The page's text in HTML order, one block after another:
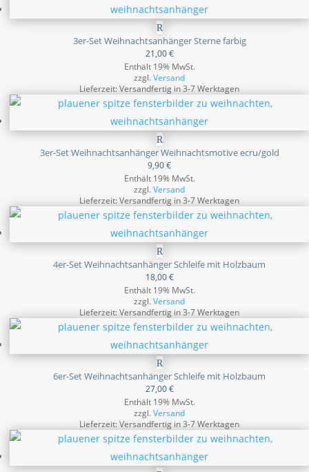
3er-Set Weihnachtsanhänger Sterne farbig
21,00€
Enthält 19% MwSt.
zzgl.Versand
Lieferzeit: Versandfertig in 3-7 Werktagen
3er-Set Weihnachtsanhänger Weihnachtsmotive ecru/gold
9,90€
Enthält 19% MwSt.
zzgl.Versand
Lieferzeit: Versandfertig in 3-7 Werktagen
4er-Set Weihnachtsanhänger Schleife mit Holzbaum
18,00€
Enthält 19% MwSt.
zzgl.Versand
Lieferzeit: Versandfertig in 3-7 Werktagen
6er-Set Weihnachtsanhänger Schleife mit Holzbaum
27,00€
Enthält 19% MwSt.
zzgl.Versand
Lieferzeit: Versandfertig in 3-7 Werktagen